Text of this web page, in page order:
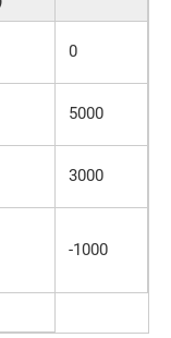
0
5000
3000
-1000